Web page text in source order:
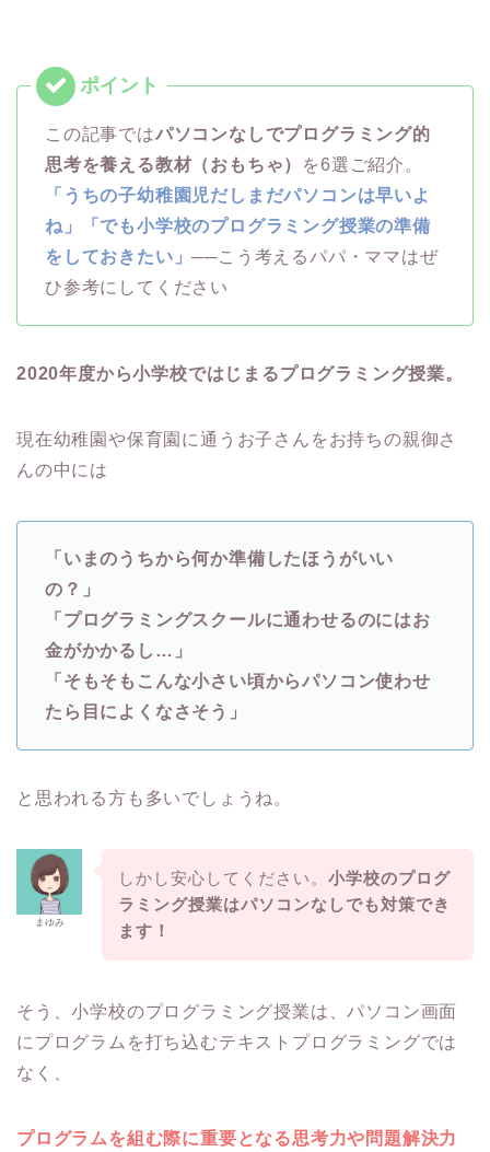
この記事ではパソコンなしでプログラミング的
思考を養える教材（おもちゃ）
を6選ご紹介。
「うちの子幼稚園児だしまだパソコンは早いよ
ね」「でも小学校のプログラミング授業の準備
をしておきたい」──こう考えるパパ・ママはぜ
ひ参考にしてください
2020年度から小学校ではじまるプログラミング授業。
現在幼稚園や保育園に通うお子さんをお持ちの親御さ
んの中には
「いまのうちから何か準備したほうがいい
の？」
「プログラミングスクールに通わせるのにはお
金がかかるし…」
「そもそもこんな小さい頃からパソコン使わせ
たら目によくなさそう」
と思われる方も多いでしょうね。
まゆみ
しかし安心してください。 小学校のプログ
ラミング授業はパソコンなしでも対策でき
ます！
そう、小学校のプログラミング授業は、パソコン画面
にプログラムを打ち込むテキストプログラミングでは
なく、
プログラムを組む際に重要となる思考力や問題解決力